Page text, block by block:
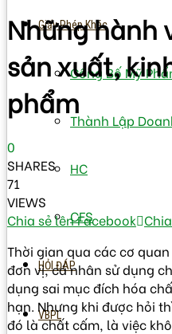
Giấy Phép Khác
Công Bố Mỹ
Thành Lập
HC
CFS
HỎI ĐÁP
VBPL
Những hành
sản xuất,
phẩm
0
SHARES
71
VIEWS
Chia sẻ lên Facebook
Thời gian qua các cơ
đơn vị, cá nhân sử dụng
dụng sai mục đích hóa
hạn. Nhưng khi được hỏi
đó là chất cấm, là việc